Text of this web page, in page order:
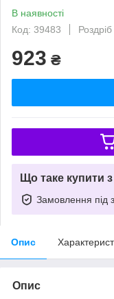
В наявності
Код: 39483
Роздріб
923 ₴
Що таке купити
Замовлення під
Опис
Опис